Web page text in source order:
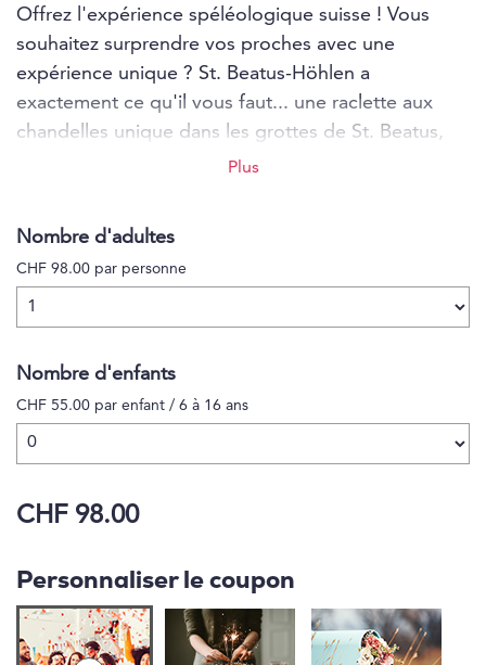
Offrez l'expérience spéléologique suisse ! Vous
souhaitez surprendre vos proches avec une
expérience unique ? St. Beatus-Höhlen a
exactement ce qu'il vous faut... une raclette aux
chandelles unique dans les grottes de St. Beatus,
une place à la table de fête pour La Tavolata ou une
». Venez avec toute la famille et profitez d'heures
inoubliables.
Plus
Nombre d'adultes
CHF 98.00 par personne
Nombre d'enfants
CHF 55.00 par enfant / 6 à 16 ans
CHF 98.00
Personnaliser le coupon